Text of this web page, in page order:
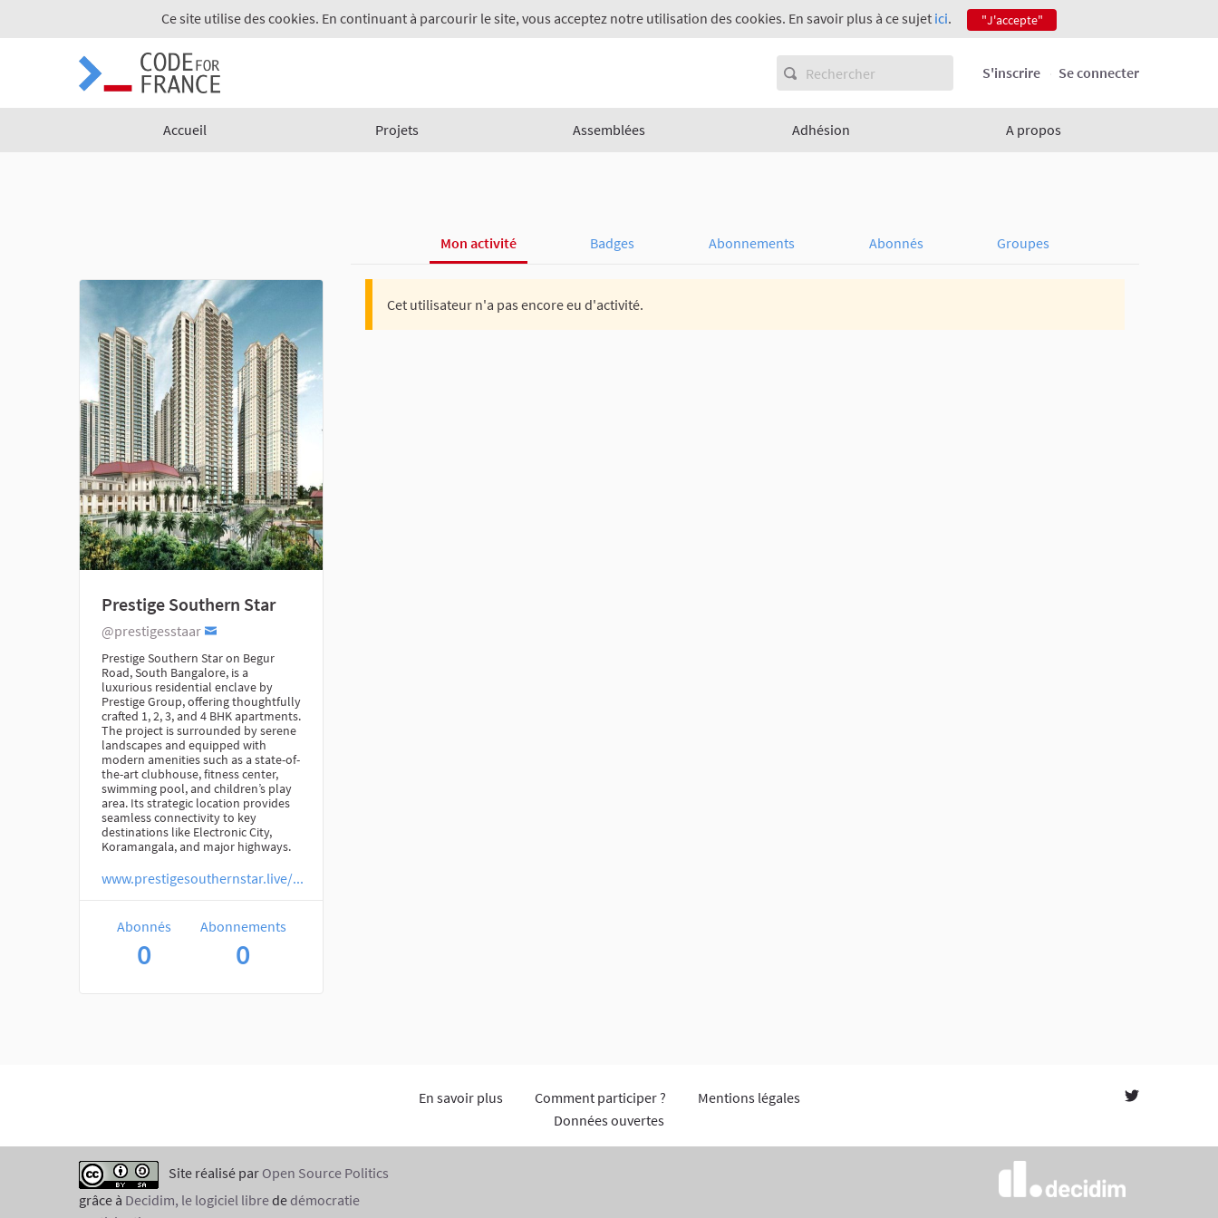
Ce site utilise des cookies. En continuant à parcourir le site, vous acceptez notre utilisation des cookies. En savoir plus à ce sujet ici. "J'accepte"
S'inscrire Se connecter
Accueil Projets Assemblées Adhésion A propos
Mon activité Badges Abonnements Abonnés Groupes
Prestige Southern Star
@prestigesstaar
Prestige Southern Star on Begur
Road, South Bangalore, is a
luxurious residential enclave by
Prestige Group, offering thoughtfully
crafted 1, 2, 3, and 4 BHK apartments.
The project is surrounded by serene
landscapes and equipped with
modern amenities such as a state-of-
the-art clubhouse, fitness center,
swimming pool, and children’s play
area. Its strategic location provides
seamless connectivity to key
destinations like Electronic City,
Koramangala, and major highways.
www.prestigesouthernstar.live/...
Abonnés
0
Abonnements
0
Cet utilisateur n'a pas encore eu d'activité.
En savoir plus Comment participer ?
Mentions légales
Données ouvertes
Site réalisé par Open Source Politics
grâce à Decidim, le logiciel librededémocratie